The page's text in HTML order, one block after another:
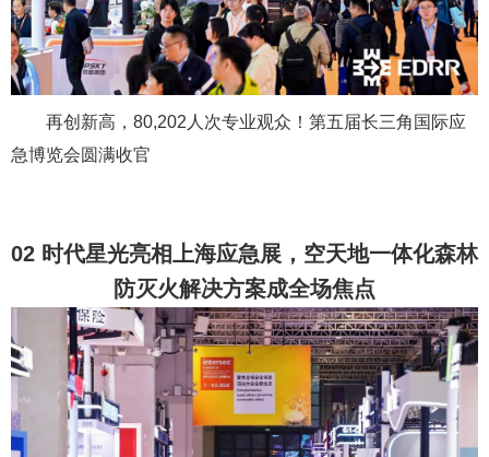
再创新高，80,202人次专业观众！第五届长三角国际应
急博览会圆满收官
02 时代星光亮相上海应急展，空天地一体化森林
防灭火解决方案成全场焦点